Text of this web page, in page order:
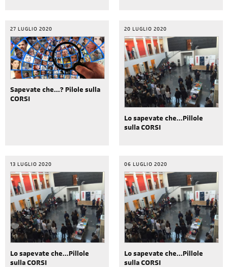
27 LUGLIO 2020
Sapevate che...? Pilole sulla
CORSI
20 LUGLIO 2020
Lo sapevate che...Pillole
sulla CORSI
13 LUGLIO 2020
Lo sapevate che...Pillole
sulla CORSI
06 LUGLIO 2020
Lo sapevate che...Pillole
sulla CORSI